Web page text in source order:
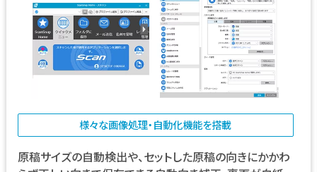
様々な画像処理・自動化機能を搭載
原稿サイズの自動検出や、セットした原稿の向きにかかわ